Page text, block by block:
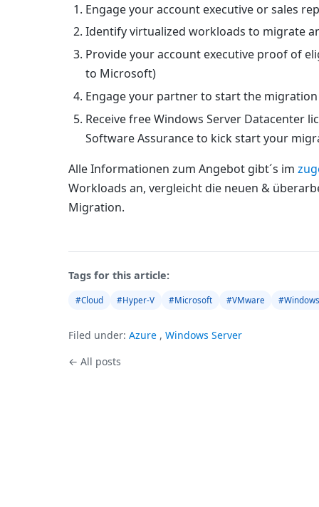
Engage your account executive or sales
Identify virtualized workloads to migrate
Provide your account executive proof of
to Microsoft)
Engage your partner to start the migration
Receive free Windows Server Datacenter
Software Assurance to kick start your
Alle Informationen zum Angebot gibt´s im
Workloads an, vergleicht die neuen &
Migration.
Tags for this article:
#Cloud #Hyper-V #Microsoft #VMware
Filed under: Azure , Windows Server
← All posts